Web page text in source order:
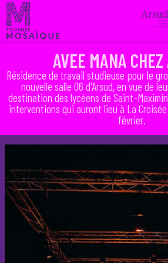
PARTENAIRES
HISTORIQUE
AVEE MANA
Résidence de travail studieuse pour le
nouvelle salle 06 d'Arsud, en vue de
destination des lycéens de Saint-
interventions qui auront lieu à La
février.